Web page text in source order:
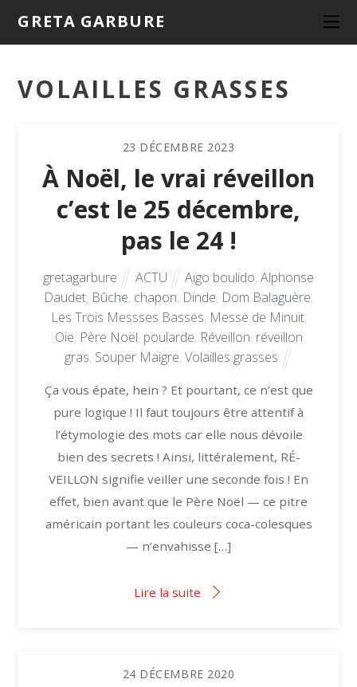
GRETA GARBURE
VOLAILLES GRASSES
23 DÉCEMBRE 2023
À Noël, le vrai réveillon
c’est le 25 décembre,
pas le 24 !
gretagarbure ACTU Aïgo boulido,Alphonse
Daudet, Bûche, chapon, Dinde, Dom Balaguère,
Les Trois Messses Basses, Messe de Minuit,
Oie, Père Noël, poularde, Réveillon, réveillon
gras, Souper Maigre, Volailles grasses
Ça vous épate, hein ? Et pourtant, ce n’est que
pure logique ! Il faut toujours être attentif à
l’étymologie des mots car elle nous dévoile
bien des secrets ! Ainsi, littéralement, RÉ-
VEILLON signifie veiller une seconde fois ! En
effet, bien avant que le Père Noël — ce pitre
américain portant les couleurs coca-colesques
— n’envahisse […]
Lire la suite
24 DÉCEMBRE 2020